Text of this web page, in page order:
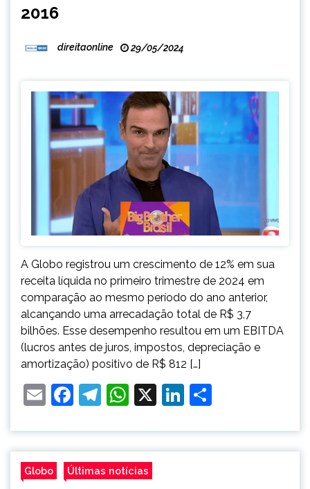
2016
direitaonline 29/05/2024
A Globo registrou um crescimento de 12% em sua
receita líquida no primeiro trimestre de 2024 em
comparação ao mesmo período do ano anterior,
alcançando uma arrecadação total de R$ 3,7
bilhões. Esse desempenho resultou em um EBITDA
(lucros antes de juros, impostos, depreciação e
amortização) positivo de R$ 812 […]
EmailFacebook
Telegram
WhatsApp
X LinkedIn
Globo Últimas notícias